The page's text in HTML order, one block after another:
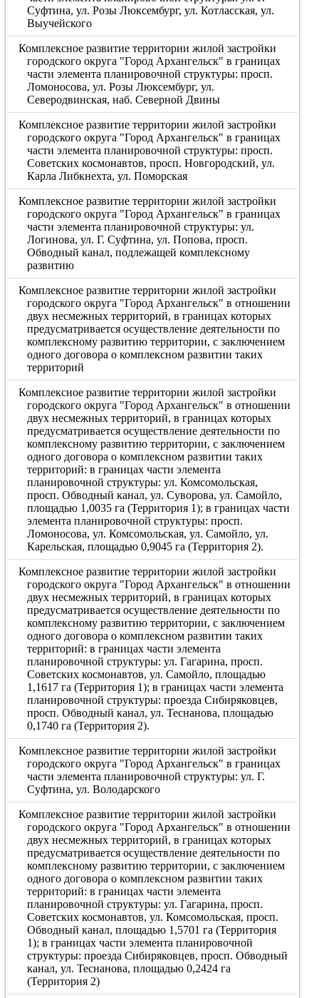
Суфтина, ул. Розы Люксембург, ул. Котласская, ул.
Выучейского
Комплексное развитие территории жилой застройки
городского округа "Город Архангельск" в границах
части элемента планировочной структуры: просп.
Ломоносова, ул. Розы Люксембург, ул.
Северодвинская, наб. Северной Двины
Комплексное развитие территории жилой застройки
городского округа "Город Архангельск" в границах
части элемента планировочной структуры: просп.
Советских космонавтов, просп. Новгородский, ул.
Карла Либкнехта, ул. Поморская
Комплексное развитие территории жилой застройки
городского округа "Город Архангельск" в границах
части элемента планировочной структуры: ул.
Логинова, ул. Г. Суфтина, ул. Попова, просп.
Обводный канал, подлежащей комплексному
развитию
Комплексное развитие территории жилой застройки
городского округа "Город Архангельск" в отношении
двух несмежных территорий, в границах которых
предусматривается осуществление деятельности по
комплексному развитию территории, с заключением
одного договора о комплексном развитии таких
территорий
Комплексное развитие территории жилой застройки
городского округа "Город Архангельск" в отношении
двух несмежных территорий, в границах которых
предусматривается осуществление деятельности по
комплексному развитию территории, с заключением
одного договора о комплексном развитии таких
территорий: в границах части элемента
планировочной структуры: ул. Комсомольская,
просп. Обводный канал, ул. Суворова, ул. Самойло,
площадью 1,0035 га (Территория 1); в границах части
элемента планировочной структуры: просп.
Ломоносова, ул. Комсомольская, ул. Самойло, ул.
Карельская, площадью 0,9045 га (Территория 2).
Комплексное развитие территории жилой застройки
городского округа "Город Архангельск" в отношении
двух несмежных территорий, в границах которых
предусматривается осуществление деятельности по
комплексному развитию территории, с заключением
одного договора о комплексном развитии таких
территорий: в границах части элемента
планировочной структуры: ул. Гагарина, просп.
Советских космонавтов, ул. Самойло, площадью
1,1617 га (Территория 1); в границах части элемента
планировочной структуры: проезда Сибиряковцев,
просп. Обводный канал, ул. Теснанова, площадью
0,1740 га (Территория 2).
Комплексное развитие территории жилой застройки
городского округа "Город Архангельск" в границах
части элемента планировочной структуры: ул. Г.
Суфтина, ул. Володарского
Комплексное развитие территории жилой застройки
городского округа "Город Архангельск" в отношении
двух несмежных территорий, в границах которых
предусматривается осуществление деятельности по
комплексному развитию территории, с заключением
одного договора о комплексном развитии таких
территорий: в границах части элемента
планировочной структуры: ул. Гагарина, просп.
Советских космонавтов, ул. Комсомольская, просп.
Обводный канал, площадью 1,5701 га (Территория
1); в границах части элемента планировочной
структуры: проезда Сибиряковцев, просп. Обводный
канал, ул. Теснанова, площадью 0,2424 га
(Территория 2)